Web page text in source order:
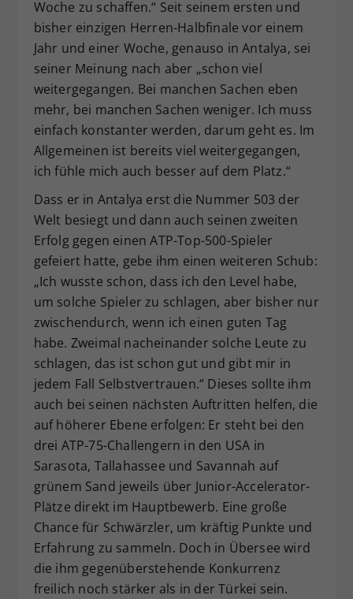
Woche zu schaffen.“ Seit seinem ersten und
bisher einzigen Herren-Halbfinale vor einem
Jahr und einer Woche, genauso in Antalya, sei
seiner Meinung nach aber „schon viel
weitergegangen. Bei manchen Sachen eben
mehr, bei manchen Sachen weniger. Ich muss
einfach konstanter werden, darum geht es. Im
Allgemeinen ist bereits viel weitergegangen,
ich fühle mich auch besser auf dem Platz.“
Dass er in Antalya erst die Nummer 503 der
Welt besiegt und dann auch seinen zweiten
Erfolg gegen einen ATP-Top-500-Spieler
gefeiert hatte, gebe ihm einen weiteren Schub:
„Ich wusste schon, dass ich den Level habe,
um solche Spieler zu schlagen, aber bisher nur
zwischendurch, wenn ich einen guten Tag
habe. Zweimal nacheinander solche Leute zu
schlagen, das ist schon gut und gibt mir in
jedem Fall Selbstvertrauen.“ Dieses sollte ihm
auch bei seinen nächsten Auftritten helfen, die
auf höherer Ebene erfolgen: Er steht bei den
drei ATP-75-Challengern in den USA in
Sarasota, Tallahassee und Savannah auf
grünem Sand jeweils über Junior-Accelerator-
Plätze direkt im Hauptbewerb. Eine große
Chance für Schwärzler, um kräftig Punkte und
Erfahrung zu sammeln. Doch in Übersee wird
die ihm gegenüberstehende Konkurrenz
freilich noch stärker als in der Türkei sein.